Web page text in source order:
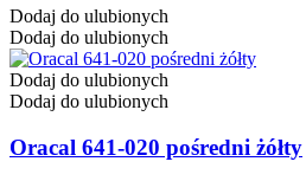
Dodaj do ulubionych
Dodaj do ulubionych
Dodaj do ulubionych
Dodaj do ulubionych
Oracal 641-020 pośredni żółty